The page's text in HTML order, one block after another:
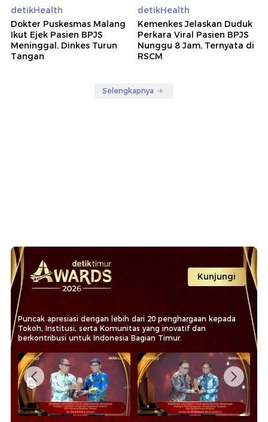
detikHealth
Dokter Puskesmas Malang
Ikut Ejek Pasien BPJS
Meninggal, Dinkes Turun
Tangan
detikHealth
Kemenkes Jelaskan Duduk
Perkara Viral Pasien BPJS
Nunggu 8 Jam, Ternyata di
RSCM
Selengkapnya
Kunjungi
Puncak apresiasi dengan lebih dari 20 penghargaan kepada
Tokoh, Institusi, serta Komunitas yang inovatif dan
berkontribusi untuk Indonesia Bagian Timur.